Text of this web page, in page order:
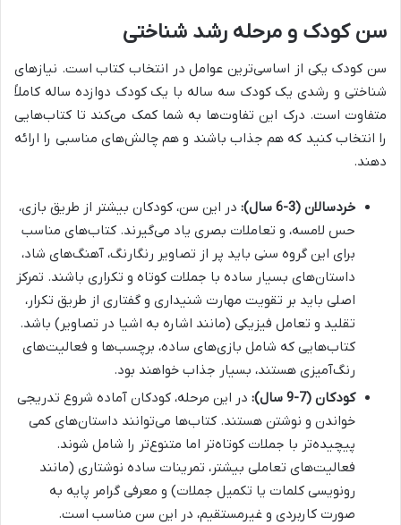
سن کودک و مرحله رشد شناختی
سن کودک یکی از اساسی‌ترین عوامل در انتخاب کتاب است. نیازهای
شناختی و رشدی یک کودک سه ساله با یک کودک دوازده ساله کاملاً
متفاوت است. درک این تفاوت‌ها به شما کمک می‌کند تا کتاب‌هایی
را انتخاب کنید که هم جذاب باشند و هم چالش‌های مناسبی را ارائه
دهند.
خردسالان (3-6 سال):
در این سن، کودکان بیشتر از طریق بازی،
حس لامسه، و تعاملات بصری یاد می‌گیرند. کتاب‌های مناسب
برای این گروه سنی باید پر از تصاویر رنگارنگ، آهنگ‌های شاد،
داستان‌های بسیار ساده با جملات کوتاه و تکراری باشند. تمرکز
اصلی باید بر تقویت مهارت شنیداری و گفتاری از طریق تکرار،
تقلید و تعامل فیزیکی (مانند اشاره به اشیا در تصاویر) باشد.
کتاب‌هایی که شامل بازی‌های ساده، برچسب‌ها و فعالیت‌های
رنگ‌آمیزی هستند، بسیار جذاب خواهند بود.
کودکان (7-9 سال):
در این مرحله، کودکان آماده شروع تدریجی
خواندن و نوشتن هستند. کتاب‌ها می‌توانند داستان‌های کمی
پیچیده‌تر با جملات کوتاه‌تر اما متنوع‌تر را شامل شوند.
فعالیت‌های تعاملی بیشتر، تمرینات ساده نوشتاری (مانند
رونویسی کلمات یا تکمیل جملات) و معرفی گرامر پایه به
صورت کاربردی و غیرمستقیم، در این سن مناسب است.